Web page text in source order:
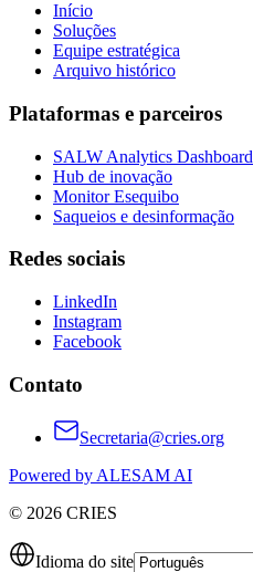
Início
Soluções
Equipe estratégica
Arquivo histórico
Plataformas e parceiros
SALW Analytics Dashboard
Hub de inovação
Monitor Esequibo
Saqueios e desinformação
Redes sociais
LinkedIn
Instagram
Facebook
Contato
Secretaria@cries.org
Powered by ALESAM AI
© 2026 CRIES
Idioma do site